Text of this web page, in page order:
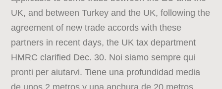
UK, and between Turkey and the UK, following the
agreement of new trade accords with these
partners in recent days, the UK tax department
HMRC clarified Dec. 30. Noi siamo sempre qui
pronti per aiutarvi. Tiene una profundidad media
de unos 2 metros y una anchura de 20 metros.